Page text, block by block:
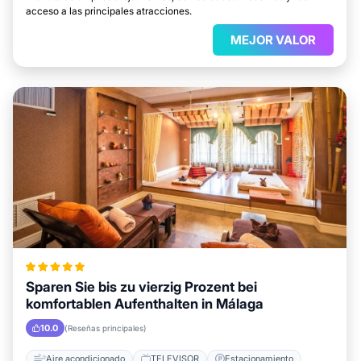
acceso a las principales atracciones.
MEJOR VALOR
Sparen Sie bis zu vierzig Prozent bei
komfortablen Aufenthalten in Málaga
10.0 (Reseñas principales)
Aire acondicionado TELEVISOR Estacionamiento